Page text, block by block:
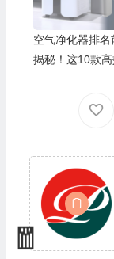
空气净化器排
揭秘！这10款高